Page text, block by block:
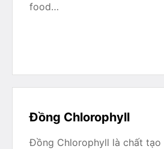
food…
Đồng Chlorophyll
Đồng Chlorophyll là chất tạo